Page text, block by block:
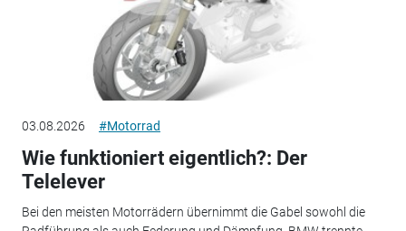
03.08.2026 #Motorrad
Wie funktioniert eigentlich?: Der
Telelever
Bei den meisten Motorrädern übernimmt die Gabel sowohl die